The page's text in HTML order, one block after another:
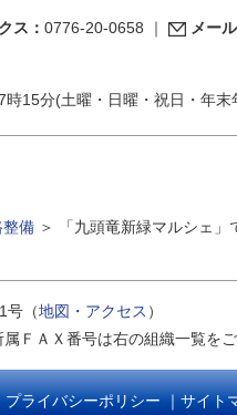
ス： 0776-20-0658 ｜ メール
15分(土曜・日曜・祝日・年末
整備 ＞
「九頭竜新緑マルシェ
号（地図・アクセス ）
属ＦＡＸ番号は右の組織一覧を
プライバシーポリシー｜サイト